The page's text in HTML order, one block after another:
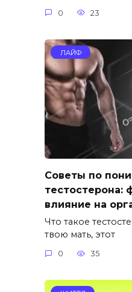
0 23
ЛАЙФ
Советы по
тестостерона:
влияние на
Что такое
твою мать, этот
0 35